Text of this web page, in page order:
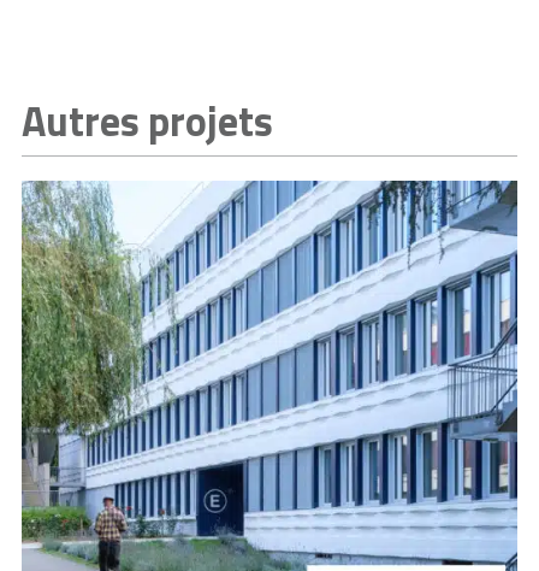
Autres projets